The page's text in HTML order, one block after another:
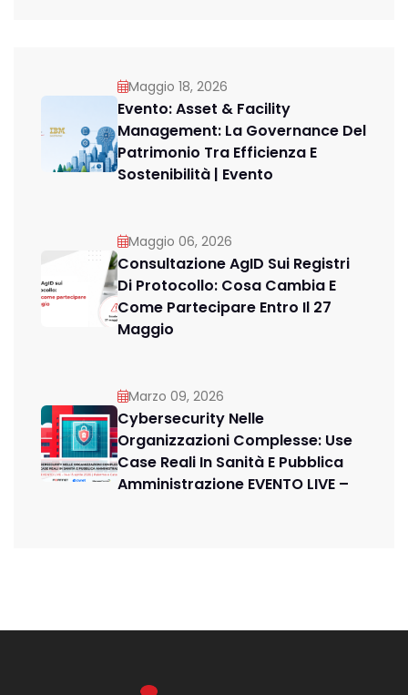
Maggio 18, 2026
Evento: Asset & Facility
Management: La Governance Del
Patrimonio Tra Efficienza E
Sostenibilità | Evento
Maggio 06, 2026
Consultazione AgID Sui Registri
Di Protocollo: Cosa Cambia E
Come Partecipare Entro Il 27
Maggio
Marzo 09, 2026
Cybersecurity Nelle
Organizzazioni Complesse: Use
Case Reali In Sanità E Pubblica
Amministrazione EVENTO LIVE –